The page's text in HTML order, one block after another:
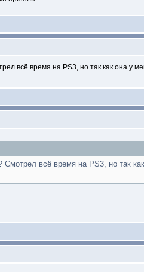
всё время на PS3, но так как она
Смотрел всё время на PS3, но так